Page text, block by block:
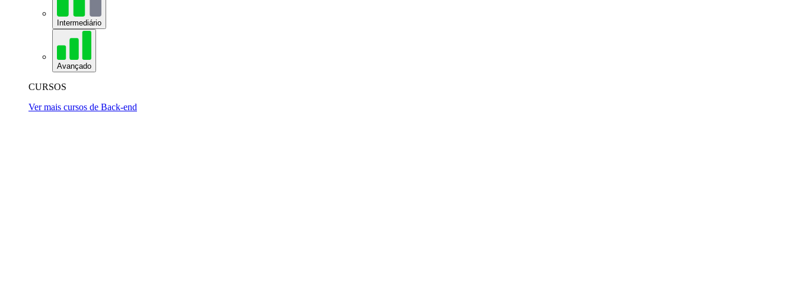
Intermediário
Avançado
CURSOS
Ver mais cursos de Back-end